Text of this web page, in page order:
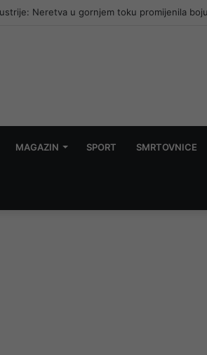
Neretva u gornjem toku promijenila
MAGAZIN SPORT SMRTOVNICE